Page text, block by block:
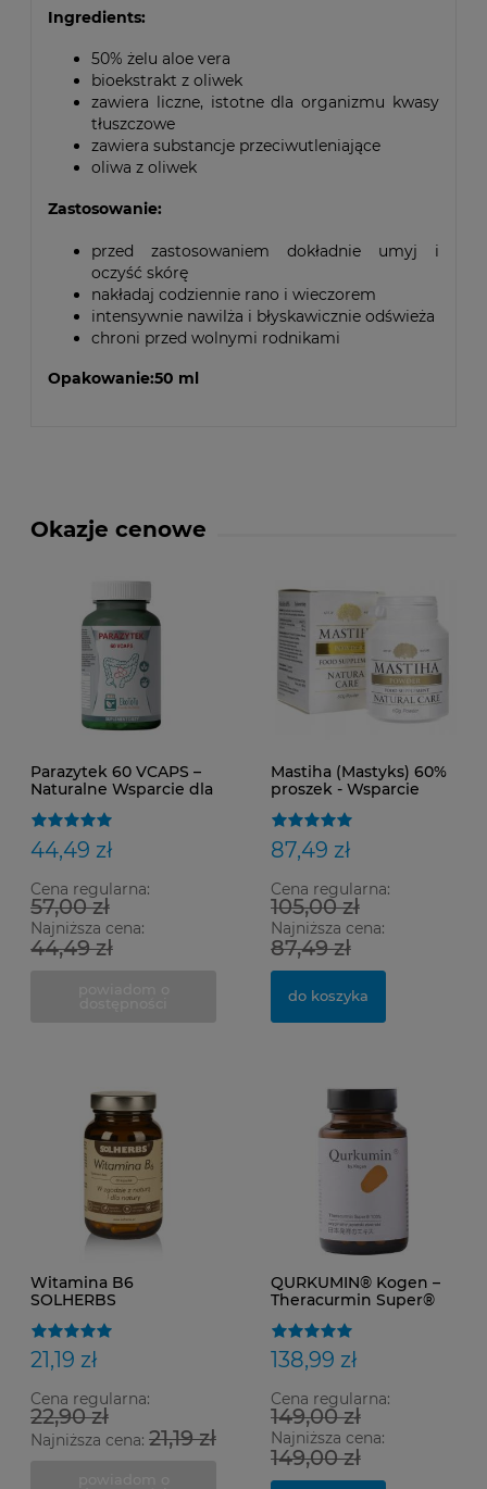
Ingredients:
50% żelu aloe vera
bioekstrakt z oliwek
zawiera liczne, istotne dla organizmu kwasy
tłuszczowe
zawiera substancje przeciwutleniające
oliwa z oliwek
Zastosowanie:
przed zastosowaniem dokładnie umyj i
oczyść skórę
nakładaj codziennie rano i wieczorem
intensywnie nawilża i błyskawicznie odświeża
chroni przed wolnymi rodnikami
Opakowanie:50 ml
Okazje cenowe
Parazytek 60 VCAPS –
Naturalne Wsparcie dla
Odporności
44,49 zł
Cena regularna:
57,00 zł
Najniższa cena:
44,49 zł
Mastiha (Mastyks) 60%
proszek - Wsparcie
87,49 zł
Cena regularna:
105,00 zł
Najniższa cena:
87,49 zł
do koszyka
Witamina B6
SOLHERBS
21,19 zł
Cena regularna:
22,90 zł
Najniższa cena: 21,19 zł
QURKUMIN® Kogen –
Theracurmin Super®
138,99 zł
Cena regularna:
149,00 zł
Najniższa cena:
149,00 zł